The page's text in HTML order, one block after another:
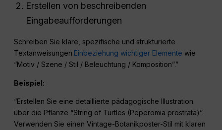
Erstellen von beschreibenden
Eingabeaufforderungen
Schreiben Sie klare, spezifische und strukturierte
Textanweisungen.Einbeziehung wichtiger Elementewie
“Motiv / Szene / Stil / Beleuchtung / Komposition”.”
Beispiel:
“Erstellen Sie eine detaillierte pädagogische Illustration
über die Pflanze “String of Turtles (Peperomia prostrata)”.
Verwenden Sie einen Vintage-Botanikposter-Stil mit klaren